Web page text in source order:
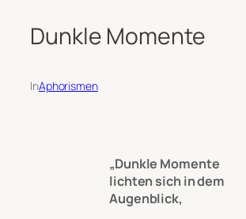
Dunkle Momente
InAphorismen
„Dunkle Momente
lichten sich in dem
Augenblick,